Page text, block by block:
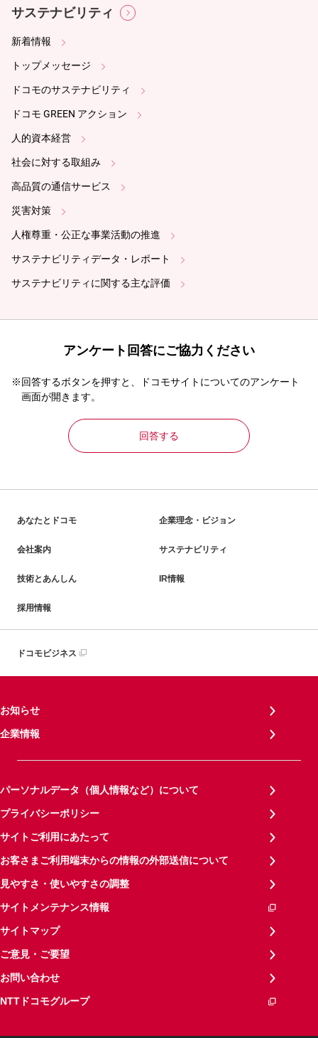
サステナビリティ
新着情報
トップメッセージ
ドコモのサステナビリティ
ドコモ GREEN アクション
人的資本経営
社会に対する取組み
高品質の通信サービス
災害対策
人権尊重・公正な事業活動の推進
サステナビリティデータ・レポート
サステナビリティに関する主な評価
アンケート回答にご協力ください
※回答するボタンを押すと、ドコモサイトについてのアンケート
画面が開きます。
回答する
あなたとドコモ 企業理念・ビジョン
会社案内 サステナビリティ
技術とあんしん IR情報
採用情報
ドコモビジネス
お知らせ
企業情報
パーソナルデータ（個人情報など）について
プライバシーポリシー
サイトご利用にあたって
お客さまご利用端末からの情報の外部送信について
見やすさ・使いやすさの調整
サイトメンテナンス情報
サイトマップ
ご意見・ご要望
お問い合わせ
NTTドコモグループ